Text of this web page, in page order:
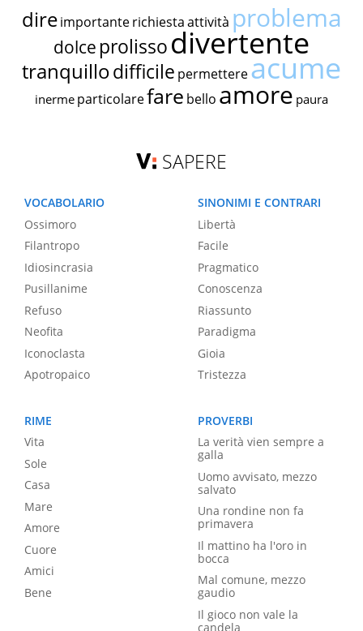
dire importante richiestaattività problema
dolce prolissodivertente
tranquillodifficile permettereacume
inerme particolarefare bello amore paura
SAPERE
VOCABOLARIO
Ossimoro
Filantropo
Idiosincrasia
Pusillanime
Refuso
Neofita
Iconoclasta
Apotropaico
SINONIMI E CONTRARI
Libertà
Facile
Pragmatico
Conoscenza
Riassunto
Paradigma
Gioia
Tristezza
RIME
Vita
Sole
Casa
Mare
Amore
Cuore
Amici
Bene
PROVERBI
La verità vien sempre a
galla
Uomo avvisato, mezzo
salvato
Una rondine non fa
primavera
Il mattino ha l'oro in
bocca
Mal comune, mezzo
gaudio
Il gioco non vale la
candela